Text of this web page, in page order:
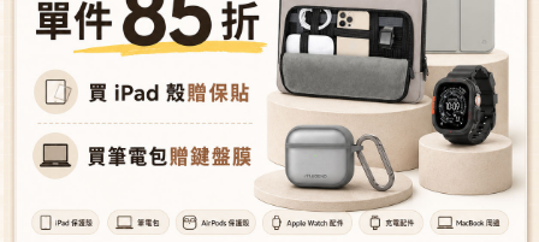
密合高不易滲水，
止點拉鍊單一角度開啟，兼具防盜安全
防潑水面料 -
防水拉鍊搭配防潑水面料，好清潔不易髒，更能從容應付突發
狀況